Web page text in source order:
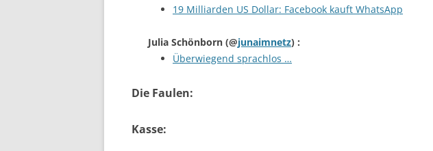
19 Milliarden US Dollar: Facebook kauft WhatsApp
Julia Schönborn (@junaimnetz) :
Überwiegend sprachlos …
Die Faulen:
Kasse: